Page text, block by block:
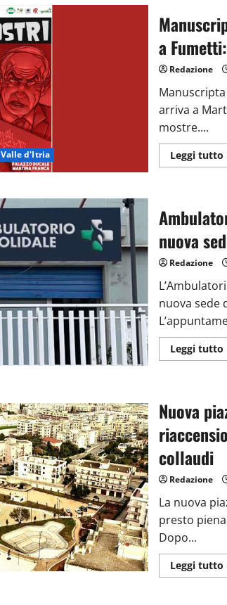
Valle d'Itria
a
Redazione
arriva a
mostre....
Leggi tutto
nuova
Redazione
nuova sede
Leggi tutto
Nuova
collaudi
Redazione
La nuova
presto
Dopo...
Leggi tutto